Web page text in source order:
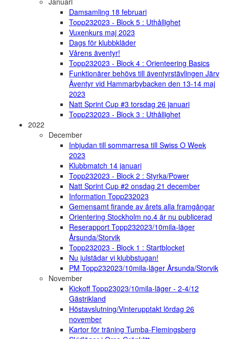
Damsamling 18 februari
Topp232023 - Block 5 : Uthållighet
Vuxenkurs maj 2023
Dags för klubbkläder
Vårens äventyr!
Topp232023 - Block 4 : Orienteering Basics
Funktionärer behövs till äventyrstävlingen Järv
Äventyr vid Hammarbybacken den 13-14 maj
2023
Natt Sprint Cup #3 torsdag 26 januari
Topp232023 - Block 3 : Uthållighet
2022
December
Inbjudan till sommarresa till Swiss O Week
2023
Klubbmatch 14 januari
Topp232023 - Block 2 : Styrka/Power
Natt Sprint Cup #2 onsdag 21 december
Information Topp232023
Gemensamt firande av årets alla framgångar
Orientering Stockholm no.4 är nu publicerad
Reserapport Topp232023/10mila-läger
Årsunda/Storvik
Topp232023 - Block 1 : Startblocket
Nu julstädar vi klubbstugan!
PM Topp232023/10mila-läger Årsunda/Storvik
November
Kickoff Topp23023/10mila-läger - 2-4/12
Gästrikland
Höstavslutning/Vinterupptakt lördag 26
november
Kartor för träning Tumba-Flemingsberg